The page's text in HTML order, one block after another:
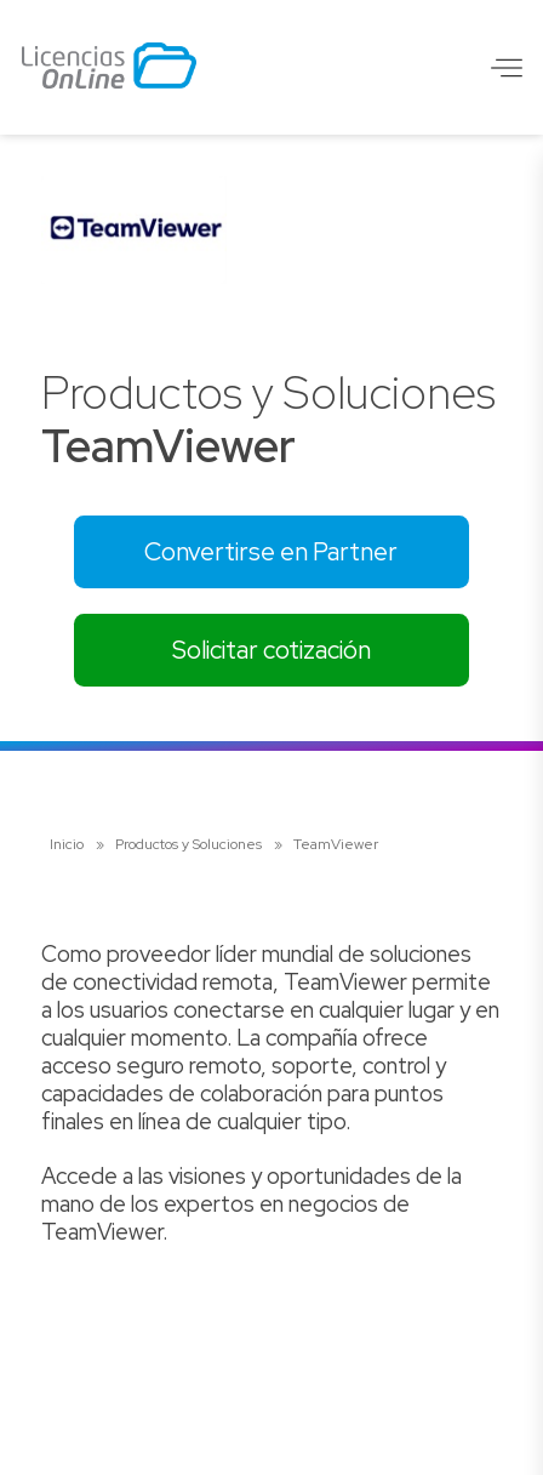
Productos y Soluciones
TeamViewer
Convertirse en Partner
Solicitar cotización
Inicio » Productos y Soluciones » TeamViewer
Como proveedor líder mundial de soluciones
de conectividad remota, TeamViewer permite
a los usuarios conectarse en cualquier lugar y en
cualquier momento. La compañía ofrece
acceso seguro remoto, soporte, control y
capacidades de colaboración para puntos
finales en línea de cualquier tipo.
Accede a las visiones y oportunidades de la
mano de los expertos en negocios de
TeamViewer.